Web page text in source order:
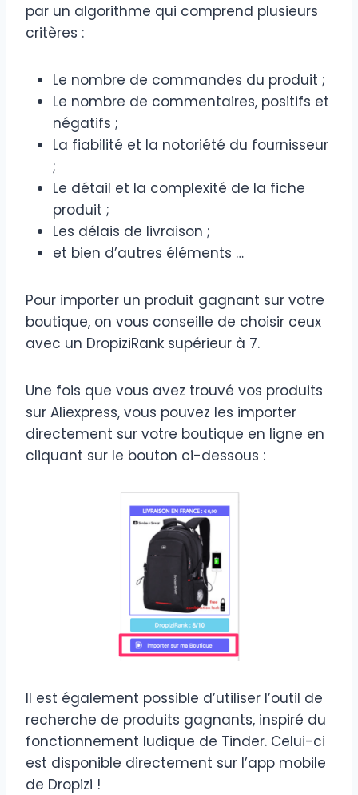
par un algorithme qui comprend plusieurs
critères :
Le nombre de commandes du produit ;
Le nombre de commentaires, positifs et
négatifs ;
La fiabilité et la notoriété du fournisseur
;
Le détail et la complexité de la fiche
produit ;
Les délais de livraison ;
et bien d’autres éléments …
Pour importer un produit gagnant sur votre
boutique, on vous conseille de choisir ceux
avec un DropiziRank supérieur à 7.
Une fois que vous avez trouvé vos produits
sur Aliexpress, vous pouvez les importer
directement sur votre boutique en ligne en
cliquant sur le bouton ci-dessous :
Il est également possible d’utiliser l’outil de
recherche de produits gagnants, inspiré du
fonctionnement ludique de Tinder. Celui-ci
est disponible directement sur l’app mobile
de Dropizi !